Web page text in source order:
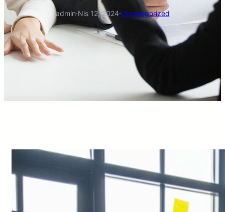
admin·Nis 12, 2024·Uncategorized